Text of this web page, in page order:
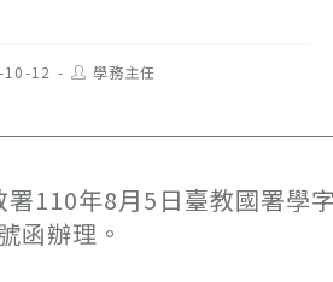
10-12
Post學務主任
署110年8月5日臺教國署學
函辦理。